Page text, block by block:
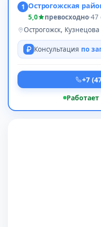
1 Острогожская
5,0 превосходно·47
Острогожск, Кузнецова
Консультация по
+7